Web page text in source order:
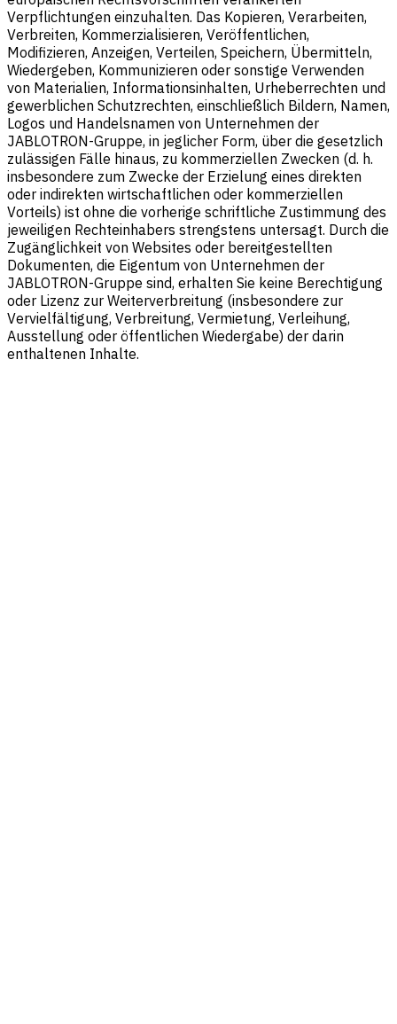
Verpflichtungen einzuhalten. Das Kopieren, Verarbeiten,
Verbreiten, Kommerzialisieren, Veröffentlichen,
Modifizieren, Anzeigen, Verteilen, Speichern, Übermitteln,
Wiedergeben, Kommunizieren oder sonstige Verwenden
von Materialien, Informationsinhalten, Urheberrechten und
gewerblichen Schutzrechten, einschließlich Bildern, Namen,
Logos und Handelsnamen von Unternehmen der
JABLOTRON-Gruppe, in jeglicher Form, über die gesetzlich
zulässigen Fälle hinaus, zu kommerziellen Zwecken (d. h.
insbesondere zum Zwecke der Erzielung eines direkten
oder indirekten wirtschaftlichen oder kommerziellen
Vorteils) ist ohne die vorherige schriftliche Zustimmung des
jeweiligen Rechteinhabers strengstens untersagt. Durch die
Zugänglichkeit von Websites oder bereitgestellten
Dokumenten, die Eigentum von Unternehmen der
JABLOTRON-Gruppe sind, erhalten Sie keine Berechtigung
oder Lizenz zur Weiterverbreitung (insbesondere zur
Vervielfältigung, Verbreitung, Vermietung, Verleihung,
Ausstellung oder öffentlichen Wiedergabe) der darin
enthaltenen Inhalte.